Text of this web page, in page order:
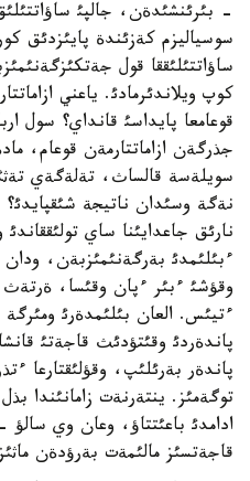
- بئرئنشئدةن، جالپئ
سوسياليزم كةزئندة پايئزدئق
ساؤاتتئلئققا قول
كوپ ويلاندئرمادئ. ياعني
قوعامعا پايداسئ قانداي؟ سول
جذرگةن ازاماتتارمةن قوعام،
سويلةسة قالساث، تةلةگةي
نةگة وسئدان ناتيجة
نارئق جاعدايئنا ساي
ءبئلئمدئ بةرگةنئمئزبةن،
وقؤشئ ءبئر ءپان وقئسا،
ءتيئس. العان بئلئمدةرئ
پاندةردئ وقئتؤدئث قاجةتئ
پاندةر بةرئلئپ، وقؤلئقتارعا
توگةمئز. ينتةرنةت زامانئندا
ادامدئ باعئتتاؤ، وعان وي
قاجةتسئز مالئمةت بةرؤدةن